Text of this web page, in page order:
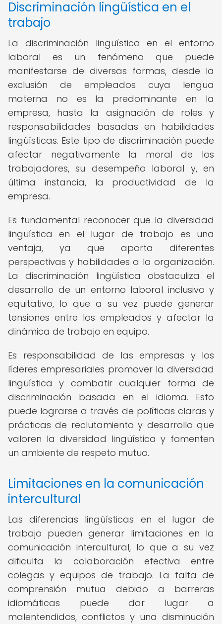
Discriminación lingüística en el
trabajo
La discriminación lingüística en el entorno
laboral es un fenómeno que puede
manifestarse de diversas formas, desde la
exclusión de empleados cuya lengua
materna no es la predominante en la
empresa, hasta la asignación de roles y
responsabilidades basadas en habilidades
lingüísticas. Este tipo de discriminación puede
afectar negativamente la moral de los
trabajadores, su desempeño laboral y, en
última instancia, la productividad de la
empresa.
Es fundamental reconocer que la diversidad
lingüística en el lugar de trabajo es una
ventaja, ya que aporta diferentes
perspectivas y habilidades a la organización.
La discriminación lingüística obstaculiza el
desarrollo de un entorno laboral inclusivo y
equitativo, lo que a su vez puede generar
tensiones entre los empleados y afectar la
dinámica de trabajo en equipo.
Es responsabilidad de las empresas y los
líderes empresariales promover la diversidad
lingüística y combatir cualquier forma de
discriminación basada en el idioma. Esto
puede lograrse a través de políticas claras y
prácticas de reclutamiento y desarrollo que
valoren la diversidad lingüística y fomenten
un ambiente de respeto mutuo.
Limitaciones en la comunicación
intercultural
Las diferencias lingüísticas en el lugar de
trabajo pueden generar limitaciones en la
comunicación intercultural, lo que a su vez
dificulta la colaboración efectiva entre
colegas y equipos de trabajo. La falta de
comprensión mutua debido a barreras
idiomáticas puede dar lugar a
malentendidos, conflictos y una disminución